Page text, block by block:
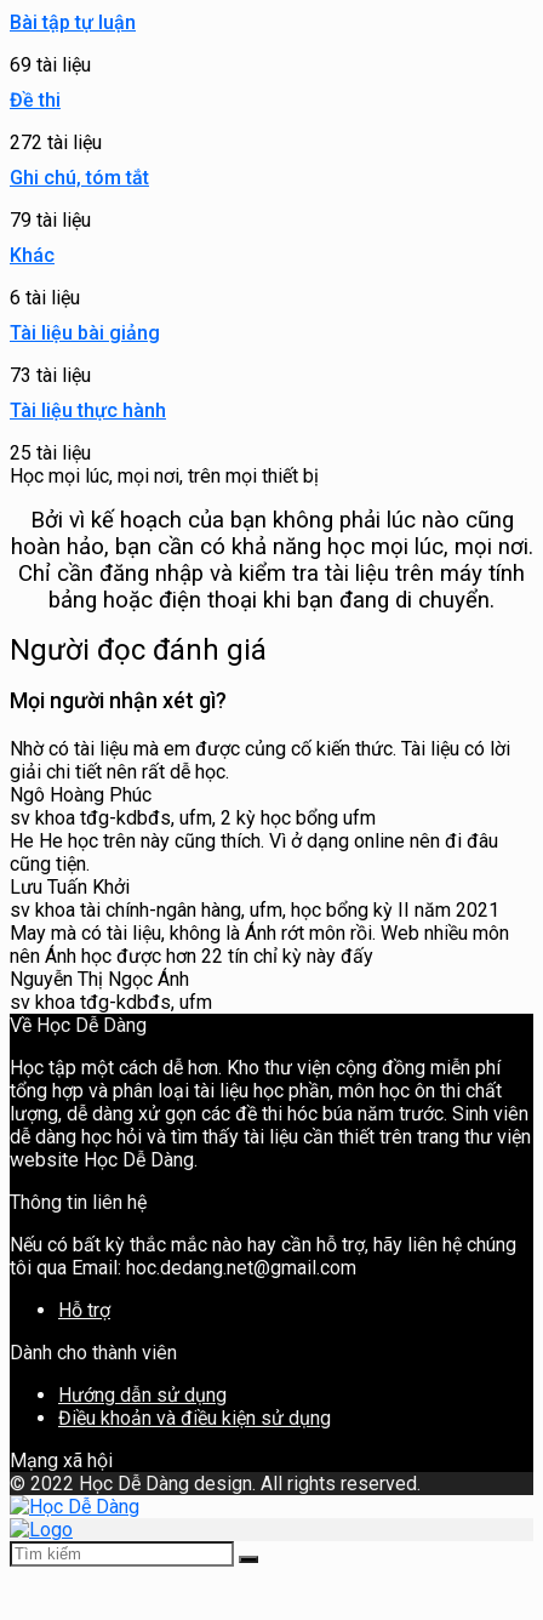
Bài tập tự luận
69 tài liệu
Đề thi
272 tài liệu
Ghi chú, tóm tắt
79 tài liệu
Khác
6 tài liệu
Tài liệu bài giảng
73 tài liệu
Tài liệu thực hành
25 tài liệu
Học mọi lúc, mọi nơi, trên mọi thiết bị
Bởi vì kế hoạch của bạn không phải lúc nào cũng
hoàn hảo, bạn cần có khả năng học mọi lúc, mọi nơi.
Chỉ cần đăng nhập và kiểm tra tài liệu trên máy tính
bảng hoặc điện thoại khi bạn đang di chuyển.
Người đọc đánh giá
Mọi người nhận xét gì?
Nhờ có tài liệu mà em được củng cố kiến thức. Tài liệu có lời
giải chi tiết nên rất dễ học.
Ngô Hoàng Phúc
sv khoa tđg-kdbđs, ufm, 2 kỳ học bổng ufm
He He học trên này cũng thích. Vì ở dạng online nên đi đâu
cũng tiện.
Lưu Tuấn Khởi
sv khoa tài chính-ngân hàng, ufm, học bổng kỳ II năm 2021
May mà có tài liệu, không là Ánh rớt môn rồi. Web nhiều môn
nên Ánh học được hơn 22 tín chỉ kỳ này đấy
Nguyễn Thị Ngọc Ánh
sv khoa tđg-kdbđs, ufm
Về Học Dễ Dàng
Học tập một cách dễ hơn. Kho thư viện cộng đồng miễn phí
tổng hợp và phân loại tài liệu học phần, môn học ôn thi chất
lượng, dễ dàng xử gọn các đề thi hóc búa năm trước. Sinh viên
dễ dàng học hỏi và tìm thấy tài liệu cần thiết trên trang thư viện
website Học Dễ Dàng.
Thông tin liên hệ
Nếu có bất kỳ thắc mắc nào hay cần hỗ trợ, hãy liên hệ chúng
tôi qua Email: hoc.dedang.net@gmail.com
Hỗ trợ
Dành cho thành viên
Hướng dẫn sử dụng
Điều khoản và điều kiện sử dụng
Mạng xã hội
© 2022 Học Dễ Dàng design. All rights reserved.